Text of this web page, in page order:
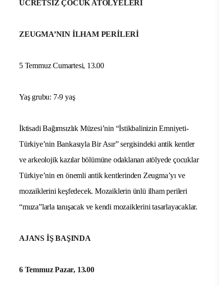
ÜCRETSİZ ÇOCUK ATÖLYELERİ
ZEUGMA’NIN İLHAM PERİLERİ
5 Temmuz Cumartesi, 13.00
Yaş grubu: 7-9 yaş
İktisadi Bağımsızlık Müzesi’nin “İstikbalinizin Emniyeti-
Türkiye’nin Bankasıyla Bir Asır” sergisindeki antik kentler
ve arkeolojik kazılar bölümüne odaklanan atölyede çocuklar
Türkiye’nin en önemli antik kentlerinden Zeugma’yı ve
mozaiklerini keşfedecek. Mozaiklerin ünlü ilham perileri
“muza”larla tanışacak ve kendi mozaiklerini tasarlayacaklar.
AJANS İŞ BAŞINDA
6 Temmuz Pazar, 13.00